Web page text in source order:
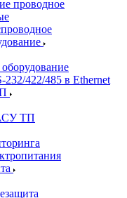
проводное
232/422/485 в Ethernet
ТП